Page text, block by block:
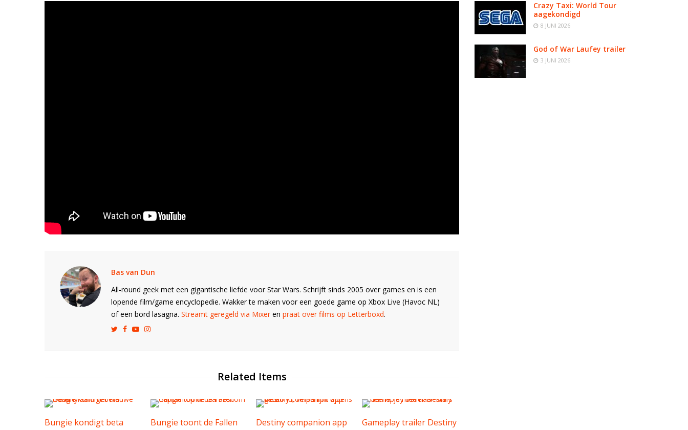
Bas van Dun
All-round geek met een gigantische liefde voor Star Wars. Schrijft sinds 2005 over games en is een
lopende film/game encyclopedie. Wakker te maken voor een goede game op Xbox Live (Havoc NL)
of een bord lasagna. Streamt geregeld via Mixeren praat over films op Letterboxd.
Related Items
Bungie kondigt beta
Bungie toont de Fallen
Destiny companion app
Gameplay trailer Destiny
Crazy Taxi: World Tour
aagekondigd
8 JUNI 2026
God of War Laufey trailer
3 JUNI 2026